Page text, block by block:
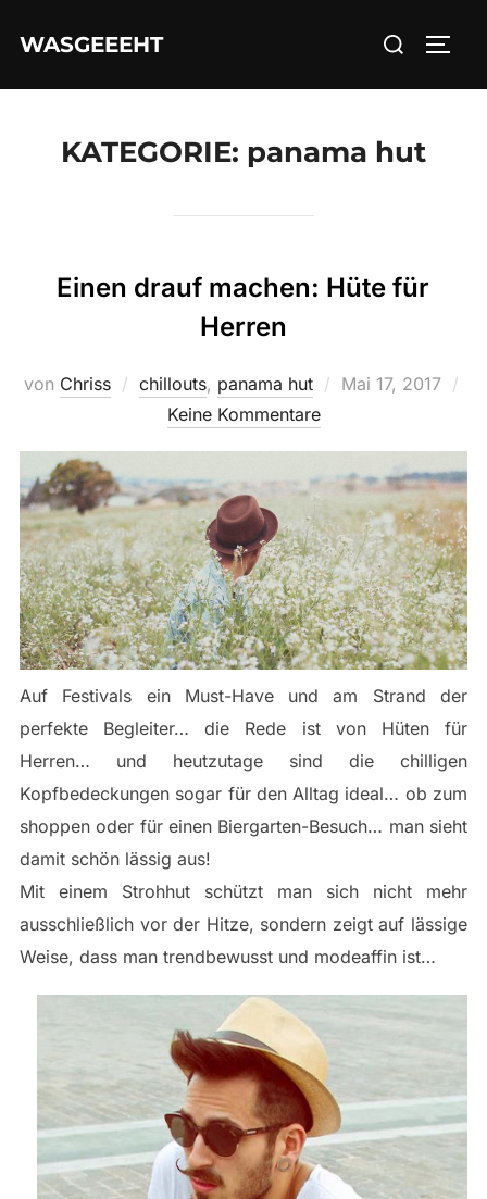
InhaltWASGEEEHT
Suchen
KATEGORIE: panama hut
Einen drauf machen: Hüte für
Herren
von Chriss chillouts, panama hut
Veröffentlicht
Mai 17, 2017
Keine Kommentare
Auf Festivals ein Must-Have und am Strand der
perfekte Begleiter… die Rede ist von Hüten für
Herren… und heutzutage sind die chilligen
Kopfbedeckungen sogar für den Alltag ideal… ob zum
shoppen oder für einen Biergarten-Besuch… man sieht
damit schön lässig aus!
Mit einem Strohhut schützt man sich nicht mehr
ausschließlich vor der Hitze, sondern zeigt auf lässige
Weise, dass man trendbewusst und modeaffin ist…